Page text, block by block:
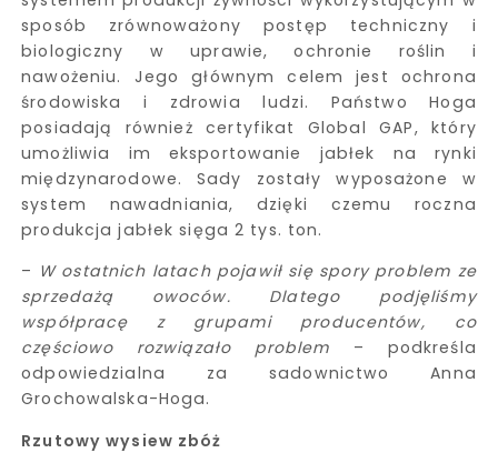
sposób zrównoważony postęp techniczny i
biologiczny w uprawie, ochronie roślin i
nawożeniu. Jego głównym celem jest ochrona
środowiska i zdrowia ludzi. Państwo Hoga
posiadają również certyfikat Global GAP, który
umożliwia im eksportowanie jabłek na rynki
międzynarodowe. Sady zostały wyposażone w
system nawadniania, dzięki czemu roczna
produkcja jabłek sięga 2 tys. ton.
– W ostatnich latach pojawił się spory problem ze
sprzedażą owoców. Dlatego podjęliśmy
współpracę z grupami producentów, co
częściowo rozwiązało problem – podkreśla
odpowiedzialna za sadownictwo Anna
Grochowalska-Hoga.
Rzutowy wysiew zbóż